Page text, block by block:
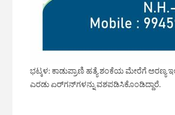
ಭಟ್ಕಳ: ಕಾಡುಪ್ರಾಣಿ ಹತ್ಯೆ ಶಂಕೆಯ ಮೇರೆಗೆ
ಎರಡು ಏರ್‌ಗನ್‌ಗಳನ್ನು ವಶಪಡಿಸಿಕೊಂಡಿದ್ದಾರೆ.